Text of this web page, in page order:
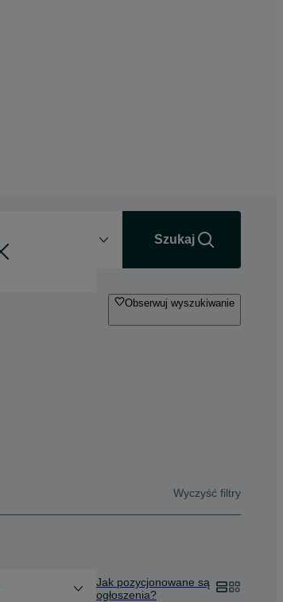
Szukaj
Obserwuj wyszukiwanie
Wyczyść filtry
Jak pozycjonowane są
ogłoszenia?